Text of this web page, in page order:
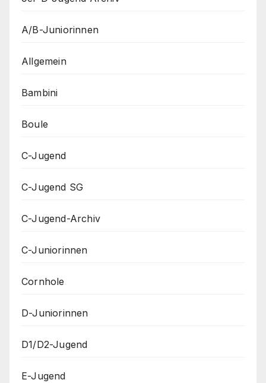
A/B-Juniorinnen
Allgemein
Bambini
Boule
C-Jugend
C-Jugend SG
C-Jugend-Archiv
C-Juniorinnen
Cornhole
D-Juniorinnen
D1/D2-Jugend
E-Jugend